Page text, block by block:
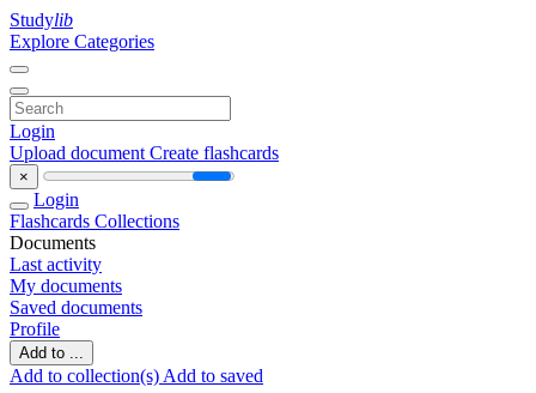
Studylib
Explore Categories
Login
Upload document Create flashcards
×
Login
Flashcards Collections
Documents
Last activity
My documents
Saved documents
Profile
Add to ...
Add to collection(s) Add to saved